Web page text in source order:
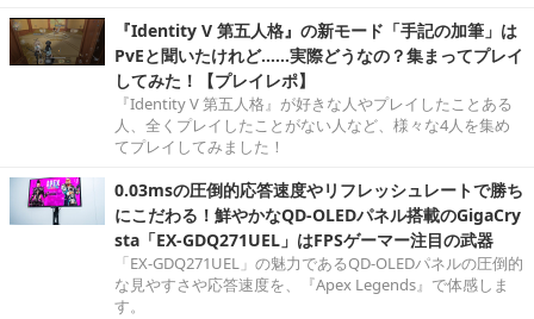
『Identity V 第五人格』の新モード「手記の加筆」は
PvEと聞いたけれど……実際どうなの？集まってプレイ
してみた！【プレイレポ】
『Identity V 第五人格』が好きな人やプレイしたことある
人、全くプレイしたことがない人など、様々な4人を集め
てプレイしてみました！
0.03msの圧倒的応答速度やリフレッシュレートで勝ち
にこだわる！鮮やかなQD-OLEDパネル搭載のGigaCry
sta「EX-GDQ271UEL」はFPSゲーマー注目の武器
「EX-GDQ271UEL」の魅力であるQD-OLEDパネルの圧倒的
な見やすさや応答速度を、『Apex Legends』で体感しま
す。